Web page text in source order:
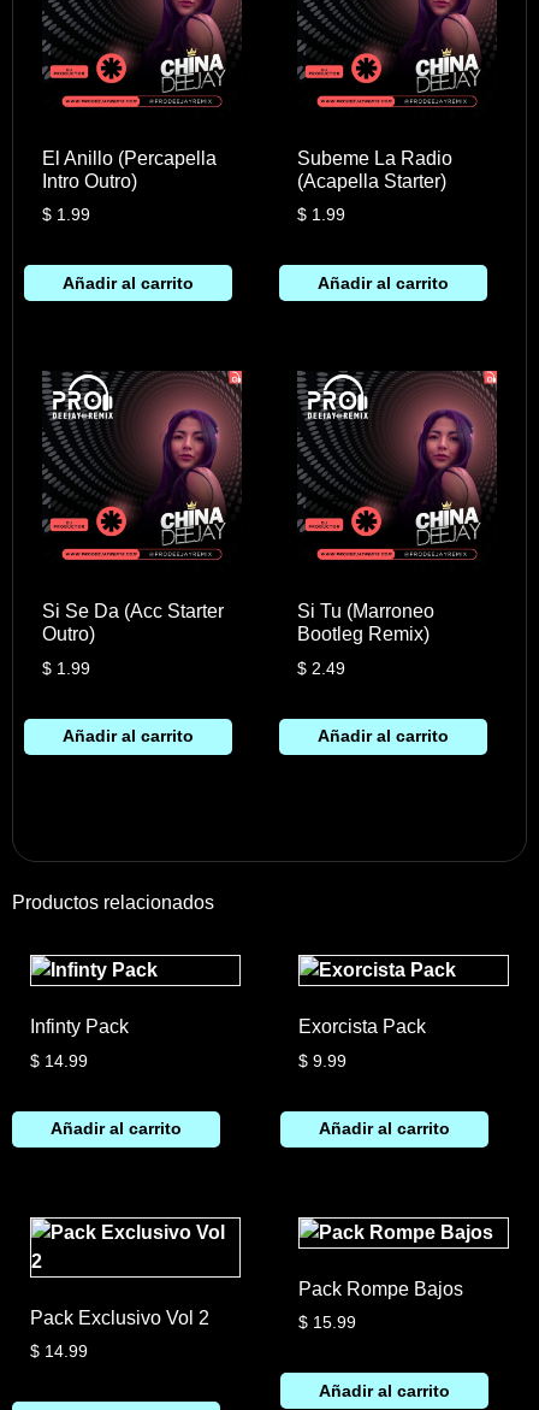
El Anillo (Percapella
Intro Outro)
$1.99
Añadir al carrito
Subeme La Radio
(Acapella Starter)
$ 1.99
Añadir al carrito
Si Se Da (Acc Starter
Outro)
$1.99
Añadir al carrito
Si Tu (Marroneo
Bootleg Remix)
$ 2.49
Añadir al carrito
Productos relacionados
Infinty Pack
$ 14.99
Añadir al carrito
Exorcista Pack
$9.99
Añadir al carrito
Pack Exclusivo Vol 2
$ 14.99
Pack Rompe Bajos
$15.99
Añadir al carrito